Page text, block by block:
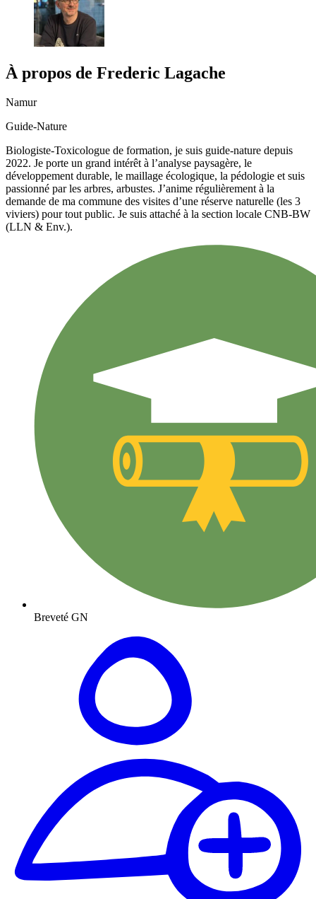
À propos de Frederic Lagache
Namur
Guide-Nature
Biologiste-Toxicologue de formation, je suis guide-nature depuis
2022. Je porte un grand intérêt à l’analyse paysagère, le
développement durable, le maillage écologique, la pédologie et suis
passionné par les arbres, arbustes. J’anime régulièrement à la
demande de ma commune des visites d’une réserve naturelle (les 3
viviers) pour tout public. Je suis attaché à la section locale CNB-BW
(LLN & Env.).
Breveté GN